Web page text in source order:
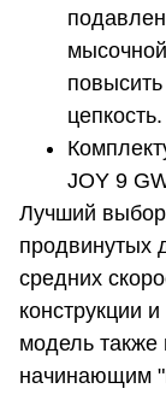
цепкость.
JOY 9
Лучший
продвинутых
средних
конструкции
модель
начинающим